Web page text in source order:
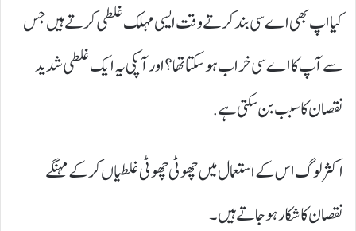
کیا اپ بھی اے سی بند کرتے وقت ایسی مہلک غلطی کرتے ہیں جس
سے آپ کا اے سی خراب ہو سکتا تھا ؟ اور آپکی یہ ایک غلطی شدید
نقصان کا سبب بن سکتی ہے .
اکثر لوگ اس کے استعمال میں چھوٹی چھوٹی غلطیاں کر کے مہنگے
نقصان کا شکار ہو جاتے ہیں ۔